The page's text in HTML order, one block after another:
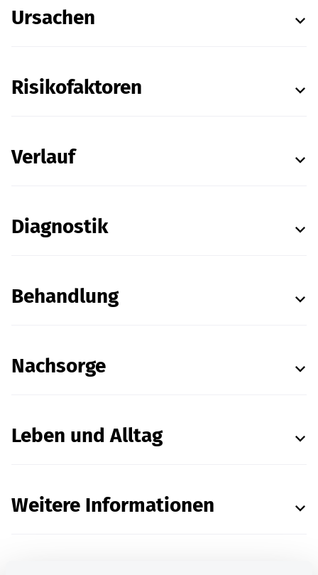
Ursachen
Risikofaktoren
Verlauf
Diagnostik
Behandlung
Nachsorge
Leben und Alltag
Weitere Informationen